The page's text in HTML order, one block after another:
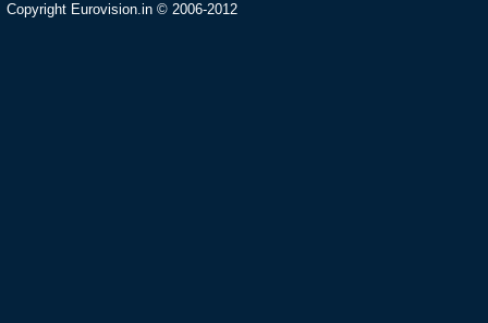
Copyright Eurovision.in © 2006-2012